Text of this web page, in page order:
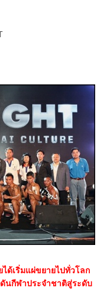
ด้เริ่มแผ่ขยายไปทั่วโลก
นกีฬาประจำชาติสู่ระดับ